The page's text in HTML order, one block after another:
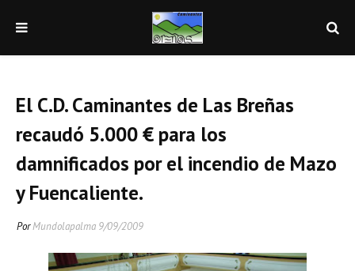
El C.D. Caminantes de Las Breñas
recaudó 5.000 € para los
damnificados por el incendio de Mazo
y Fuencaliente.
PorMundolapalma 9/09/2009